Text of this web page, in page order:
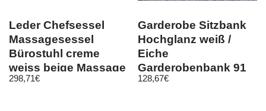
Leder Chefsessel
Massagesessel
Bürostuhl creme
weiss beige Massage
Heizung Bürosessel
298,71€
Garderobe Sitzbank
Hochglanz weiß /
Eiche
Garderobenbank 91
cm Schuhbank
128,67€